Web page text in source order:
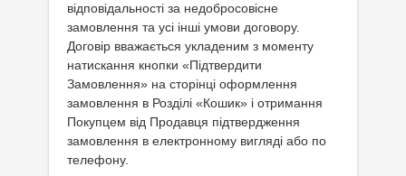
Профі-серія
Мастила
Спеціальні програми
Велосипедна програма
Моторна олива для мотоцикла
відповідальності за недобросовісне
замовлення та усі інші умови договору.
Договір вважається укладеним з моменту
натискання кнопки «Підтвердити
Замовлення» на сторінці оформлення
замовлення в Розділі «Кошик» і отримання
Покупцем від Продавця підтвердження
замовлення в електронному вигляді або по
телефону.